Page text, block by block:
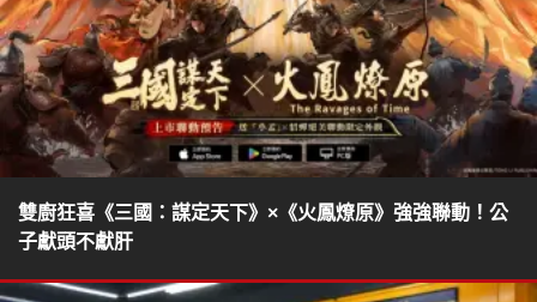
雙廚狂喜《三國：謀定天下》×《火鳳燎原》強強聯動！公
子獻頭不獻肝